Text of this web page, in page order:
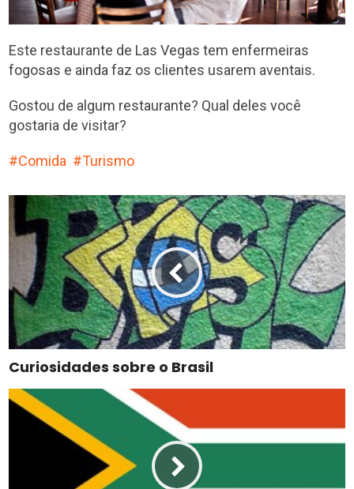
Este restaurante de Las Vegas tem enfermeiras
fogosas e ainda faz os clientes usarem aventais.
Gostou de algum restaurante? Qual deles você
gostaria de visitar?
Comida Turismo
Curiosidades sobre o Brasil